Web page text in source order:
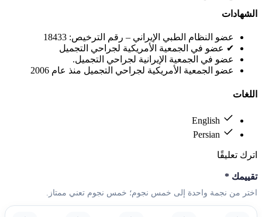
الشهادات
عضو النظام الطبي الإيراني – رقم الترخيص: 18433
✔ عضو في الجمعية الأمريكية لجراحي التجميل
عضو في الجمعية الإيرانية لجراحي التجميل.
عضو الجمعية الأمريكية لجراحي التجميل منذ عام 2006
اللغات
اترك تعليقًا
تقييمك *
اختر من نجمة واحدة إلى خمس نجوم؛ خمس نجوم تعني ممتاز.